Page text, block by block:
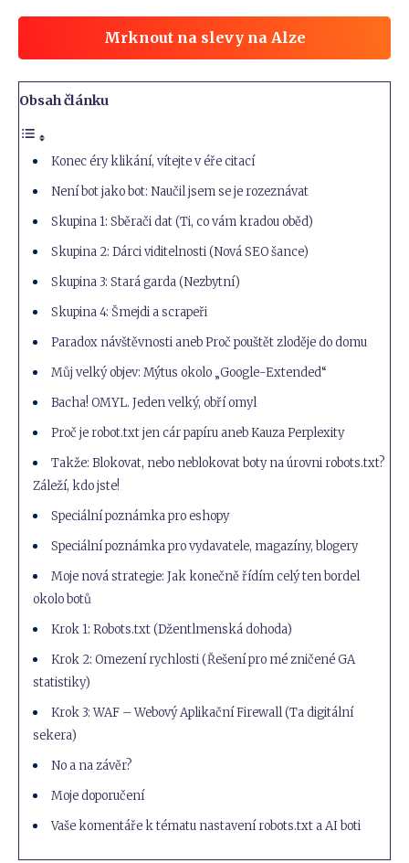
Mrknout na slevy na Alze
Obsah článku
Konec éry klikání, vítejte v éře citací
Není bot jako bot: Naučil jsem se je rozeznávat
Skupina 1: Sběrači dat (Ti, co vám kradou oběd)
Skupina 2: Dárci viditelnosti (Nová SEO šance)
Skupina 3: Stará garda (Nezbytní)
Skupina 4: Šmejdi a scrapeři
Paradox návštěvnosti aneb Proč pouštět zloděje do domu
Můj velký objev: Mýtus okolo „Google-Extended“
Bacha! OMYL. Jeden velký, obří omyl
Proč je robot.txt jen cár papíru aneb Kauza Perplexity
Takže: Blokovat, nebo neblokovat boty na úrovni robots.txt?
Záleží, kdo jste!
Speciální poznámka pro eshopy
Speciální poznámka pro vydavatele, magazíny, blogery
Moje nová strategie: Jak konečně řídím celý ten bordel
okolo botů
Krok 1: Robots.txt (Džentlmenská dohoda)
Krok 2: Omezení rychlosti (Řešení pro mé zničené GA
statistiky)
Krok 3: WAF – Webový Aplikační Firewall (Ta digitální
sekera)
No a na závěr?
Moje doporučení
Vaše komentáře k tématu nastavení robots.txt a AI boti